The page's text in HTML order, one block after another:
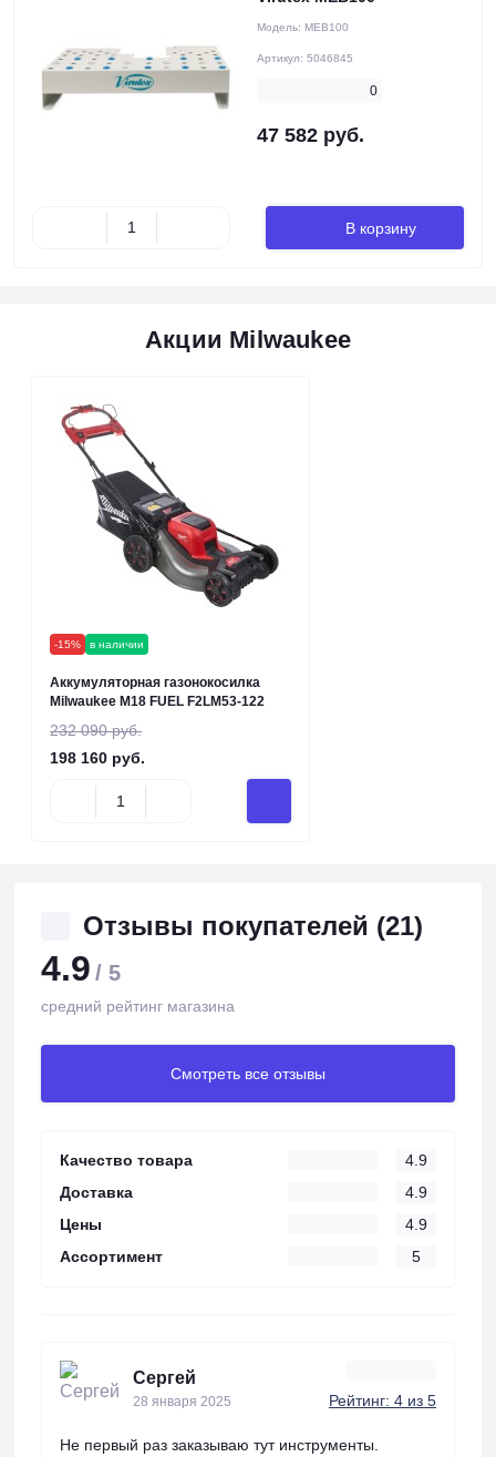
Модель: MEB100
Артикул: 5046845
0
47 582 руб.
В корзину
Акции Milwaukee
-15% в наличии
Аккумуляторная газонокосилка
Milwaukee M18 FUEL F2LM53-122
232 090 руб.
198 160 руб.
Отзывы покупателей (21)
4.9 / 5
средний рейтинг магазина
Смотреть все отзывы
Качество товара
4.9
Доставка
4.9
Цены
4.9
Ассортимент
5
Сергей
28 января 2025 Рейтинг: 4 из 5
Не первый раз заказываю тут инструменты.